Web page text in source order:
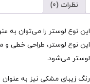
نظرات (0)
این نوع لوستر را می‌توان
این نوع لوستر، طراحی خطی
لوستر می‌شود.
رنگ زیبای مشکی نیز به